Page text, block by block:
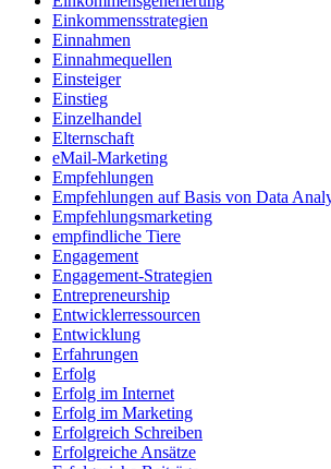
Einkommensstrategien
Einnahmen
Einnahmequellen
Einsteiger
Einstieg
Einzelhandel
Elternschaft
eMail-Marketing
Empfehlungen
Empfehlungen auf Basis von Data
Empfehlungsmarketing
empfindliche Tiere
Engagement
Engagement-Strategien
Entrepreneurship
Entwicklerressourcen
Entwicklung
Erfahrungen
Erfolg
Erfolg im Internet
Erfolg im Marketing
Erfolgreich Schreiben
Erfolgreiche Ansätze